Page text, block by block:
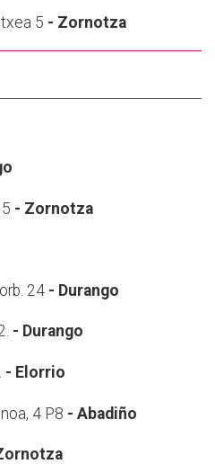
5 - Zornotza
- Zornotza
24 - Durango
- Durango
- Elorrio
4 P8 - Abadiño